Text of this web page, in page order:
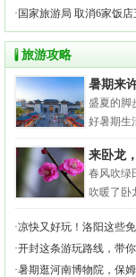
· 国家旅游局 取消6家饭
旅游攻略
暑期来
盛夏的脚
好暑期
来卧龙
春风吹绿
吹暖了
·凉快又好玩！洛阳这些
·开封这条游玩路线，带
·暑期逛河南博物院，保